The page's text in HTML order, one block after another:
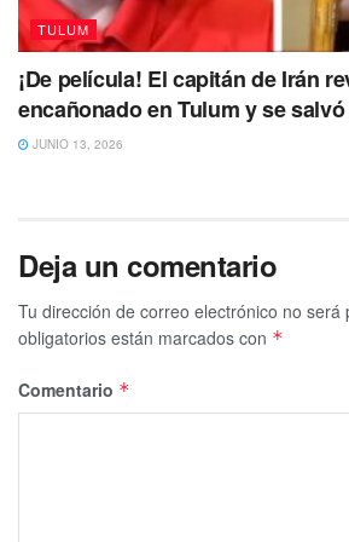
TULUM
¡De película! El capitán de Irán
encañonado en Tulum y se
JUNIO 13, 2026
Deja un comentario
Tu dirección de correo electrónico no será
obligatorios están marcados con *
Comentario *